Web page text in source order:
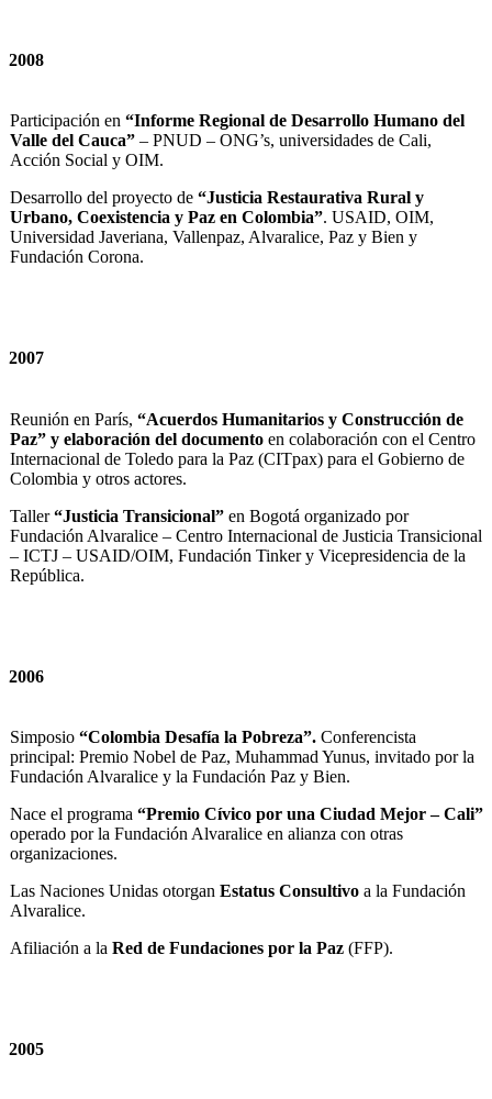
2008
Participación en “Informe Regional de Desarrollo Humano del
Valle del Cauca”– PNUD – ONG’s, universidades de Cali,
Acción Social y OIM.
Desarrollo del proyecto de “Justicia Restaurativa Rural y
Urbano, Coexistencia y Paz en Colombia”. USAID, OIM,
Universidad Javeriana, Vallenpaz, Alvaralice, Paz y Bien y
Fundación Corona.
2007
Reunión en París, “Acuerdos Humanitarios y Construcción de
Paz” y elaboración del documentoen colaboración con el Centro
Internacional de Toledo para la Paz (CITpax) para el Gobierno de
Colombia y otros actores.
Taller“Justicia Transicional”en Bogotá organizado por
Fundación Alvaralice – Centro Internacional de Justicia Transicional
– ICTJ – USAID/OIM, Fundación Tinker y Vicepresidencia de la
República.
2006
Simposio “Colombia Desafía la Pobreza”.Conferencista
principal: Premio Nobel de Paz, Muhammad Yunus, invitado por la
Fundación Alvaralice y la Fundación Paz y Bien.
Nace el programa “Premio Cívico por una Ciudad Mejor – Cali”
operado por la Fundación Alvaralice en alianza con otras
organizaciones.
Las Naciones Unidas otorgan Estatus Consultivoa la Fundación
Alvaralice.
Afiliación a la Red de Fundaciones por la Paz(FFP).
2005